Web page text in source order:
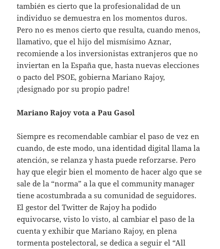
también es cierto que la profesionalidad de un
individuo se demuestra en los momentos duros.
Pero no es menos cierto que resulta, cuando menos,
llamativo, que el hijo del mismísimo Aznar,
recomiende a los inversionistas extranjeros que no
inviertan en la España que, hasta nuevas elecciones
o pacto del PSOE, gobierna Mariano Rajoy,
¡designado por su propio padre!
Mariano Rajoy vota a Pau Gasol
Siempre es recomendable cambiar el paso de vez en
cuando, de este modo, una identidad digital llama la
atención, se relanza y hasta puede reforzarse. Pero
hay que elegir bien el momento de hacer algo que se
sale de la “norma” a la que el community manager
tiene acostumbrada a su comunidad de seguidores.
El gestor del Twitter de Rajoy ha podido
equivocarse, visto lo visto, al cambiar el paso de la
cuenta y exhibir que Mariano Rajoy, en plena
tormenta postelectoral, se dedica a seguir el “All